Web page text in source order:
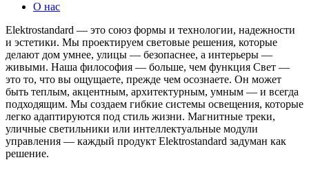
О нас
Elektrostandard — это союз формы и технологии, надежности
и эстетики. Мы проектируем световые решения, которые
делают дом умнее, улицы — безопаснее, а интерьеры —
живыми. Наша философия — больше, чем функция Свет —
это то, что вы ощущаете, прежде чем осознаете. Он может
быть теплым, акцентным, архитектурным, умным — и всегда
подходящим. Мы создаем гибкие системы освещения, которые
легко адаптируются под стиль жизни. Магнитные треки,
уличные светильники или интеллектуальные модули
управления — каждый продукт Elektrostandard задуман как
решение.